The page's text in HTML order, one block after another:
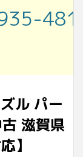
481
ル パー
滋賀県
】